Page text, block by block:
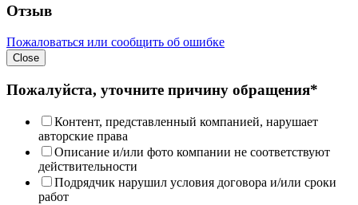
Отзыв
Пожаловаться или сообщить об ошибке
Close
Пожалуйста, уточните причину обращения*
Контент, представленный компанией, нарушает
авторские права
Описание и/или фото компании не соответствуют
действительности
Подрядчик нарушил условия договора и/или сроки
работ